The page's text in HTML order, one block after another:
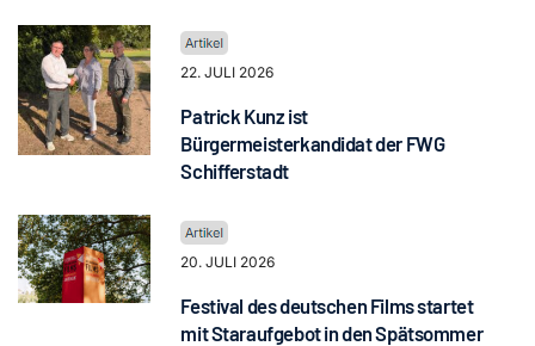
22. JULI 2026
Patrick Kunz ist
Bürgermeisterkandidat der FWG
Schifferstadt
20. JULI 2026
Festival des deutschen Films startet
mit Staraufgebot in den Spätsommer